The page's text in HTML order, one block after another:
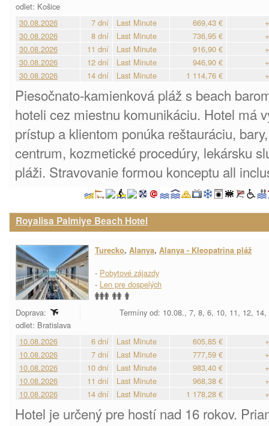
odlet: Košice
30.08.2026
7 dní Last Minute 669,43 €
30.08.2026
8 dní Last Minute 736,95 €
30.08.2026
11 dní Last Minute 916,90 €
30.08.2026
12 dní Last Minute 946,90 €
30.08.2026
14 dní Last Minute 1 114,76 €
Piesočnato-kamienková pláž s beach
hoteli cez miestnu komunikáciu. Hotel má
prístup a klientom ponúka reštauráciu,
centrum, kozmetické procedúry, lekársku
pláži. Stravovanie formou konceptu all
Royalisa Palmiye Beach Hotel
Turecko, Alanya, Alanya - Kleopatrina pláž
- Pobytové zájazdy
- Len pre dospelých
Doprava:
Termíny od: 10.08., 7, 8, 6, 10, 11, 12,
odlet: Bratislava
10.08.2026
6 dní Last Minute 605,85 €
10.08.2026
7 dní Last Minute 777,59 €
10.08.2026
10 dní Last Minute 983,40 €
10.08.2026
11 dní Last Minute 968,38 €
10.08.2026
14 dní Last Minute 1 178,28 €
Hotel je určený pre hostí nad 16 rokov.